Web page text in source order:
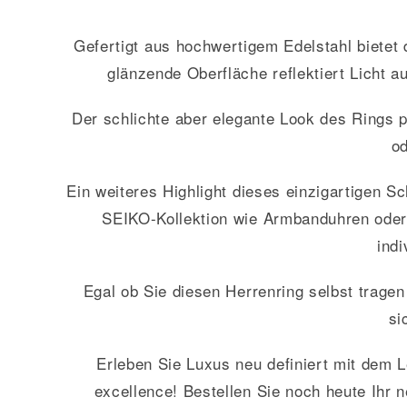
Gefertigt aus hochwertigem Edelstahl
glänzende Oberfläche reflektiert Licht
Der schlichte aber elegante Look des
Ein weiteres Highlight dieses einzigartigen
SEIKO-Kollektion wie Armbanduhren
Egal ob Sie diesen Herrenring selbst
Erleben Sie Luxus neu definiert mit dem
excellence! Bestellen Sie noch heute Ihr